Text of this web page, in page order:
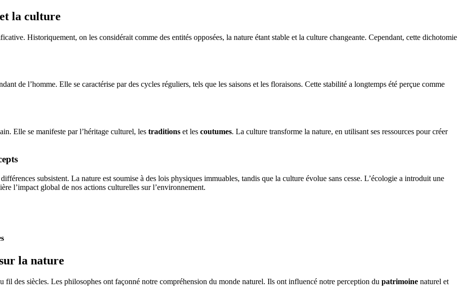
la culture
Historiquement, on les considérait comme des entités opposées, la nature étant stable et la culture changeante. Cependant, cette dichotomie
de l’homme. Elle se caractérise par des cycles réguliers, tels que les saisons et les floraisons. Cette stabilité a longtemps été perçue comme
Elle se manifeste par l’héritage culturel, les traditions et les coutumes. La culture transforme la nature, en utilisant ses ressources pour créer
subsistent. La nature est soumise à des lois physiques immuables, tandis que la culture évolue sans cesse. L’écologie a introduit une
l’impact global de nos actions culturelles sur l’environnement.
la nature
des siècles. Les philosophes ont façonné notre compréhension du monde naturel. Ils ont influencé notre perception du patrimoine naturel et